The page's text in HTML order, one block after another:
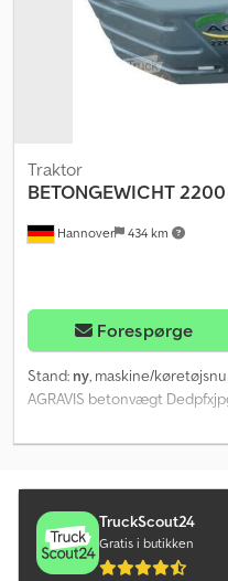
Hannover 434 km
Traktor
BETONGEWICHT
Forespørge
Stand: ny, maskine/
AGRAVIS betonvægt
forsendelse inden for
TruckScout24
Gratis i butikken